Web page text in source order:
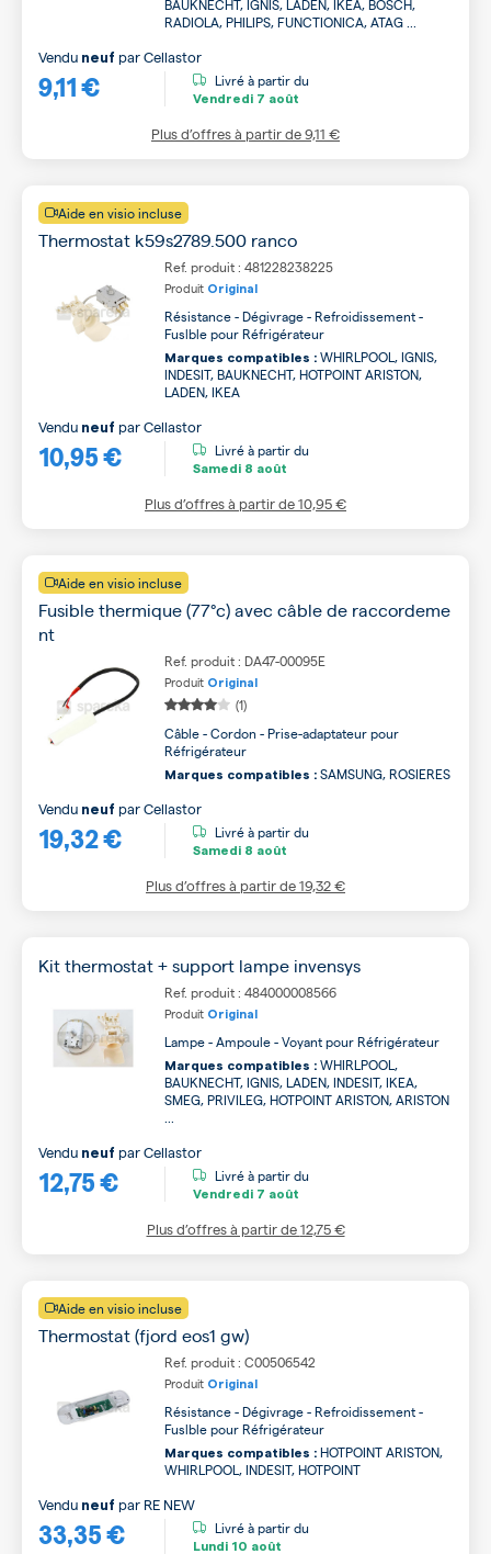
BAUKNECHT, IGNIS, LADEN, IKEA, BOSCH,
RADIOLA, PHILIPS, FUNCTIONICA, ATAG ...
9,11 €
Vendu neuf parCellastor
Livré à partir du
Vendredi 7 août
Plus d’offres à partir de9,11 €
Aide en visio incluse
Thermostat k59s2789.500 ranco
Ref. produit : 481228238225
Produit Original
Résistance - Dégivrage - Refroidissement -
Fuslble pour Réfrigérateur
Marques compatibles : WHIRLPOOL, IGNIS,
INDESIT, BAUKNECHT, HOTPOINT ARISTON,
LADEN, IKEA
10,95 €
Vendu neuf parCellastor
Livré à partir du
Samedi 8 août
Plus d’offres à partir de10,95 €
Aide en visio incluse
Fusible thermique (77°c) avec câble de raccordeme
nt
Ref. produit : DA47-00095E
Produit Original
(1)
Câble - Cordon - Prise-adaptateur pour
Réfrigérateur
Marques compatibles : SAMSUNG, ROSIERES
19,32 €
Vendu neuf parCellastor
Livré à partir du
Samedi 8 août
Plus d’offres à partir de19,32 €
Kit thermostat + support lampe invensys
Ref. produit : 484000008566
Produit Original
Lampe - Ampoule - Voyant pour Réfrigérateur
Marques compatibles : WHIRLPOOL,
BAUKNECHT, IGNIS, LADEN, INDESIT, IKEA,
SMEG, PRIVILEG, HOTPOINT ARISTON, ARISTON
12,75 €
Vendu neuf parCellastor
Livré à partir du
Vendredi 7 août
Plus d’offres à partir de12,75 €
Aide en visio incluse
Thermostat (fjord eos1 gw)
Ref. produit : C00506542
Produit Original
Résistance - Dégivrage - Refroidissement -
Fuslble pour Réfrigérateur
Marques compatibles : HOTPOINT ARISTON,
WHIRLPOOL, INDESIT, HOTPOINT
33,35 €
Vendu neuf par RE NEW
Livré à partir du
Lundi 10 août